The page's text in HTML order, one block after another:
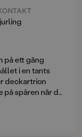
på ett gäng
i en tants
deckartrion
spåren när det
och en rad